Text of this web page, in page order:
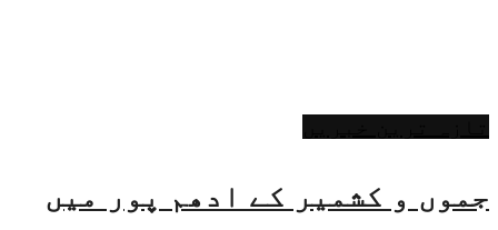
جموں و کشمیر کے ادھم پور میں